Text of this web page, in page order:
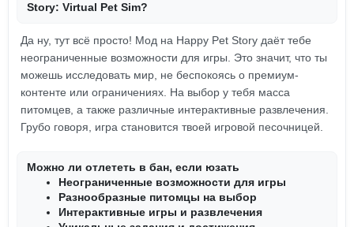
Story: Virtual Pet Sim?
Да ну, тут всё просто! Мод на Happy Pet Story даёт тебе
неограниченные возможности для игры. Это значит, что ты
можешь исследовать мир, не беспокоясь о премиум-
контенте или ограничениях. На выбор у тебя масса
питомцев, а также различные интерактивные развлечения.
Грубо говоря, игра становится твоей игровой песочницей.
Можно ли отлететь в бан, если юзать
Неограниченные возможности для игры
Разнообразные питомцы на выбор
Интерактивные игры и развлечения